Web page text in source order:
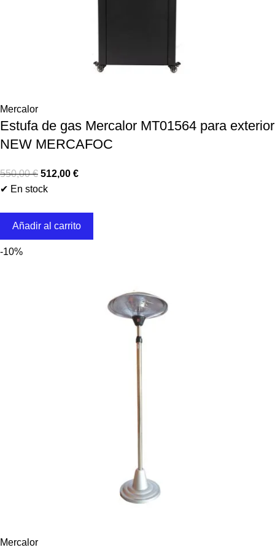
Mercalor
Estufa de gas Mercalor MT01564 para exterior
NEW MERCAFOC
550,00€ 512,00 €
✔ En stock
Añadir al carrito
-10%
Mercalor